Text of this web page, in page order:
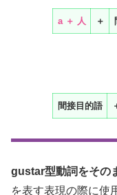
a ＋ 人 ＋
間接目的語
gustar型動詞をその
を表す表現の際に使